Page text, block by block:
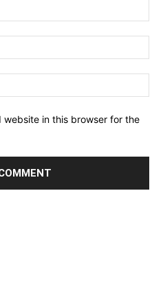
website in this browser for the